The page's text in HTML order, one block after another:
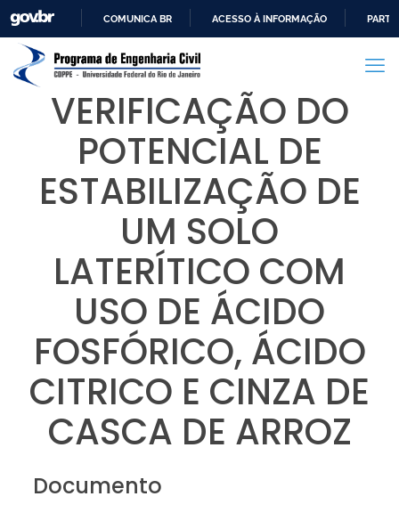
PARA
CONTEÚDO
COMUNICA BR ACESSO À INFORMAÇÃO
VERIFICAÇÃO DO
POTENCIAL DE
ESTABILIZAÇÃO DE
UM SOLO
LATERÍTICO COM
USO DE ÁCIDO
FOSFÓRICO, ÁCIDO
CITRICO E CINZA DE
CASCA DE ARROZ
Documento